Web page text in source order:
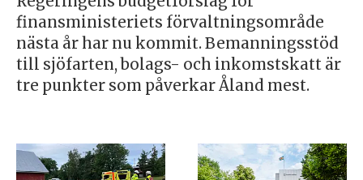
finansministeriets förvaltningsområde
nästa år har nu kommit. Bemanningsstöd
till sjöfarten, bolags- och inkomstskatt är
tre punkter som påverkar Åland mest.